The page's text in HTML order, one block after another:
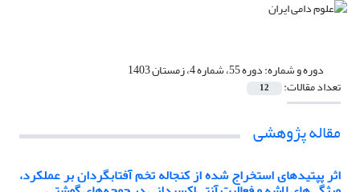
دوره و شماره:دوره 55، شماره 4، زمستان 1403
تعداد مقالات: 12
مقاله پژوهشی
اثر پپتیدهای استخراج شده از کنجاله تخم آفتابگردان بر عملکرد،